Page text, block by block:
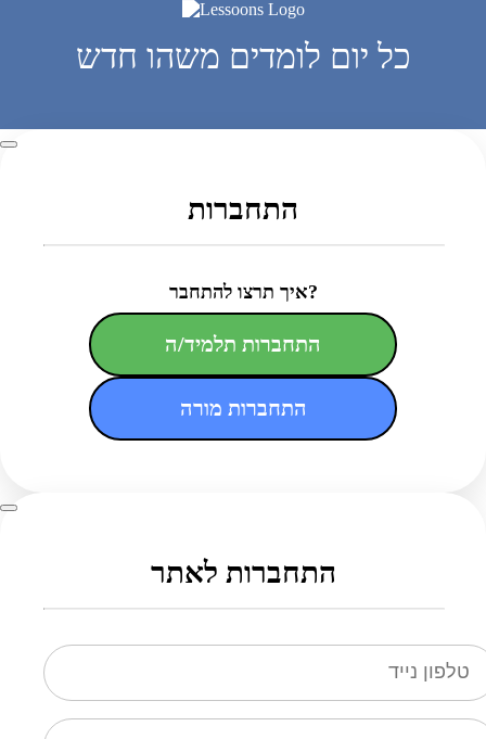
כל יום לומדים משהו חדש
התחברות
איך תרצו להתחבר?
התחברות תלמיד/ה
התחברות מורה
התחברות לאתר